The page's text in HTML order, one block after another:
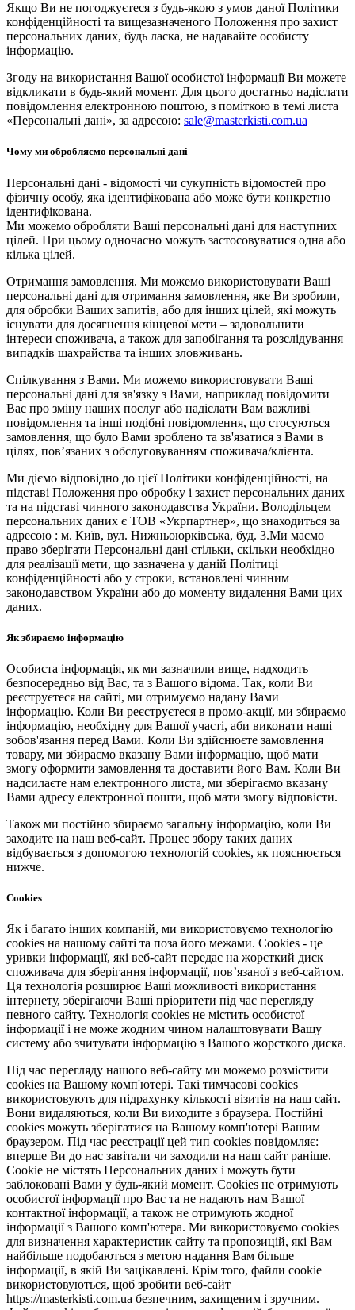
Якщо Ви не погоджуєтеся з будь-якою з умов даної Політики
конфіденційності та вищезазначеного Положення про захист
персональних даних, будь ласка, не надавайте особисту
інформацію.
Згоду на використання Вашої особистої інформації Ви можете
відкликати в будь-який момент. Для цього достатньо надіслати
повідомлення електронною поштою, з поміткою в темі листа
«Персональні дані», за адресою: sale@masterkisti.com.ua
Чому ми обробляємо персональні дані
Персональні дані - відомості чи сукупність відомостей про
фізичну особу, яка ідентифікована або може бути конкретно
ідентифікована.
Ми можемо обробляти Ваші персональні дані для наступних
цілей. При цьому одночасно можуть застосовуватися одна або
кілька цілей.
Отримання замовлення. Ми можемо використовувати Ваші
персональні дані для отримання замовлення, яке Ви зробили,
для обробки Ваших запитів, або для інших цілей, які можуть
існувати для досягнення кінцевої мети – задовольнити
інтереси споживача, а також для запобігання та розслідування
випадків шахрайства та інших зловживань.
Спілкування з Вами. Ми можемо використовувати Ваші
персональні дані для зв'язку з Вами, наприклад повідомити
Вас про зміну наших послуг або надіслати Вам важливі
повідомлення та інші подібні повідомлення, що стосуються
замовлення, що було Вами зроблено та зв'язатися з Вами в
цілях, пов’язаних з обслуговуванням споживача/клієнта.
Ми діємо відповідно до цієї Політики конфіденційності, на
підставі Положення про обробку і захист персональних даних
та на підставі чинного законодавства України. Володільцем
персональних даних є ТОВ «Укрпартнер», що знаходиться за
адресою : м. Київ, вул. Нижньоюркiвська, буд. 3.Ми маємо
право зберігати Персональні дані стільки, скільки необхідно
для реалізації мети, що зазначена у даній Політиці
конфіденційності або у строки, встановлені чинним
законодавством України або до моменту видалення Вами цих
даних.
Як збираємо інформацію
Особиста інформація, як ми зазначили вище, надходить
безпосередньо від Вас, та з Вашого відома. Так, коли Ви
реєструєтеся на сайті, ми отримуємо надану Вами
інформацію. Коли Ви реєструєтеся в промо-акції, ми збираємо
інформацію, необхідну для Вашої участі, аби виконати наші
зобов'язання перед Вами. Коли Ви здійснюєте замовлення
товару, ми збираємо вказану Вами інформацію, щоб мати
змогу оформити замовлення та доставити його Вам. Коли Ви
надсилаєте нам електронного листа, ми зберігаємо вказану
Вами адресу електронної пошти, щоб мати змогу відповісти.
Також ми постійно збираємо загальну інформацію, коли Ви
заходите на наш веб-сайт. Процес збору таких даних
відбувається з допомогою технологій cookies, як пояснюється
нижче.
Cookies
Як і багато інших компаній, ми використовуємо технологію
cookies на нашому сайті та поза його межами. Cookies - це
уривки інформації, які веб-сайт передає на жорсткий диск
споживача для зберігання інформації, пов’язаної з веб-сайтом.
Ця технологія розширює Ваші можливості використання
інтернету, зберігаючи Ваші пріоритети під час перегляду
певного сайту. Технологія cookies не містить особистої
інформації і не може жодним чином налаштовувати Вашу
систему або зчитувати інформацію з Вашого жорсткого диска.
Під час перегляду нашого веб-сайту ми можемо розмістити
cookies на Вашому комп'ютері. Такі тимчасові cookies
використовують для підрахунку кількості візитів на наш сайт.
Вони видаляються, коли Ви виходите з браузера. Постійні
cookies можуть зберігатися на Вашому комп'ютері Вашим
браузером. Під час реєстрації цей тип cookies повідомляє:
вперше Ви до нас завітали чи заходили на наш сайт раніше.
Cookie не містять Персональних даних і можуть бути
заблоковані Вами у будь-який момент. Сookies не отримують
особистої інформації про Вас та не надають нам Вашої
контактної інформації, а також не отримують жодної
інформації з Вашого комп'ютера. Ми використовуємо cookies
для визначення характеристик сайту та пропозицій, які Вам
найбільше подобаються з метою надання Вам більше
інформації, в якій Ви зацікавлені. Крім того, файли cookie
використовуються, щоб зробити веб-сайт
https://masterkisti.com.ua безпечним, захищеним і зручним.